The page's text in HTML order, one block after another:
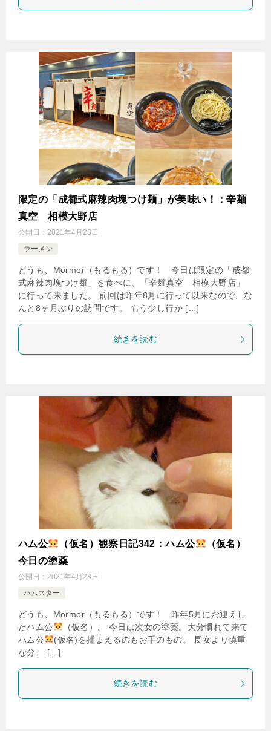
限定の「成都式麻辣肉塊つけ麺」が美味い！：辛麺
真空 相模大野店
公開日： 2021年4月28日
ラーメン
どうも、Mormor（もるもる）です！ 今日は限定の「成都
式麻辣肉塊つけ麺」を食べに、「辛麺真空 相模大野店」
に行って来ました。 前回は昨年8月に行って以来なので、な
んと8ヶ月ぶりの訪問です。 もう少し行か […]
続きを読む
ハム公 （仮名）観察日記342：ハム公
（仮名）
今日の塗薬
公開日： 2021年4月28日
ハムスター
どうも、Mormor（もるもる）です！ 昨年5月にお迎えし
たハム公
（仮名）。 今日は次女の塗薬。大分慣れて来て
ハム公
(仮名)を捕まえるのもお手のもの。 長女より慎重
な分、 […]
続きを読む